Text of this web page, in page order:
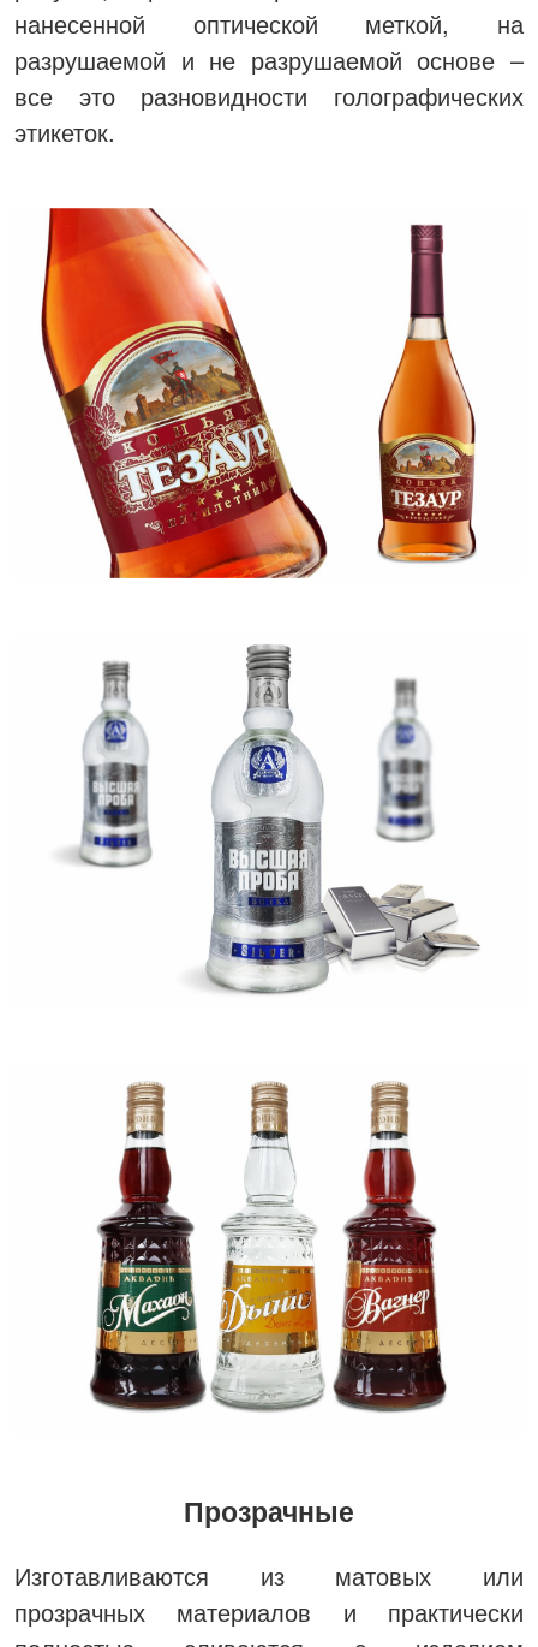
нанесенной оптической меткой, на
разрушаемой и не разрушаемой основе –
все это разновидности голографических
этикеток.
Прозрачные
Изготавливаются из матовых или
прозрачных материалов и практически